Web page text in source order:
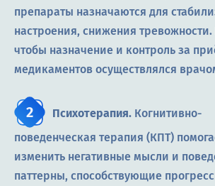
препараты назначаются для
настроения, снижения
чтобы назначение и контроль за
медикаментов осуществлялся
Психотерапия. Когнитивно-
поведенческая терапия (КПТ)
изменить негативные мысли и
паттерны, способствующие